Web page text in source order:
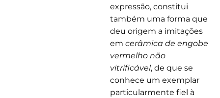
expressão, constitui
também uma forma que
deu origem a imitações
em cerâmica de engobe
vermelho não
vitrificável, de que se
conhece um exemplar
particularmente fiel à